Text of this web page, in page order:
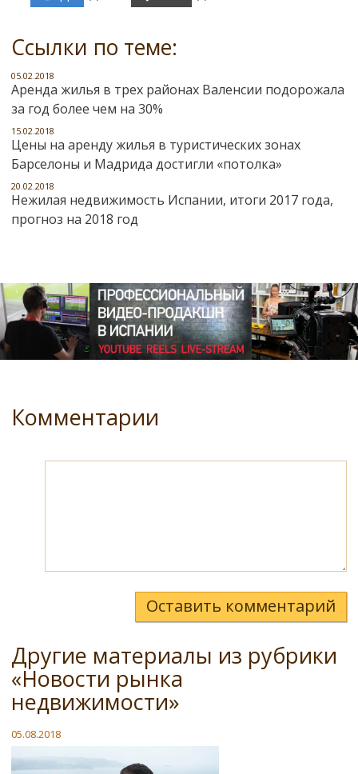
Ссылки по теме:
05.02.2018
Аренда жилья в трех районах Валенсии подорожала
за год более чем на 30%
15.02.2018
Цены на аренду жилья в туристических зонах
Барселоны и Мадрида достигли «потолка»
20.02.2018
Нежилая недвижимость Испании, итоги 2017 года,
прогноз на 2018 год
Комментарии
Оставить комментарий
Другие материалы из рубрики
«Новости рынка
недвижимости»
05.08.2018